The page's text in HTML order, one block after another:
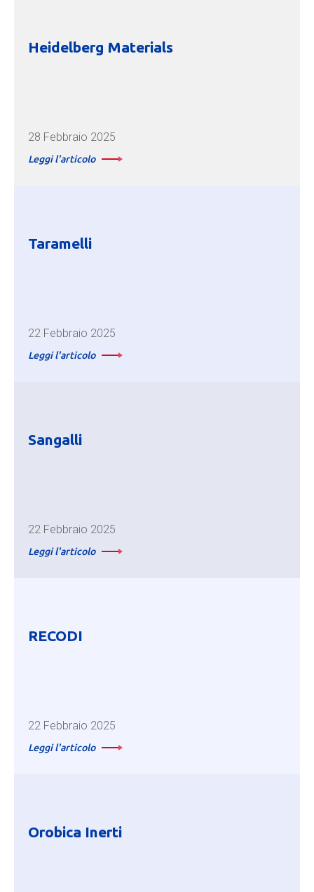
Heidelberg Materials
28 Febbraio 2025
Leggi l'articolo
Taramelli
22 Febbraio 2025
Leggi l'articolo
Sangalli
22 Febbraio 2025
Leggi l'articolo
RECODI
22 Febbraio 2025
Leggi l'articolo
Orobica Inerti